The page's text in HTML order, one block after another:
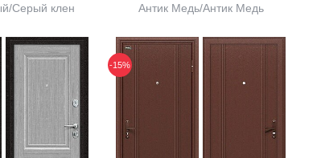
Серый клен Антик Медь/Антик Медь
-15%